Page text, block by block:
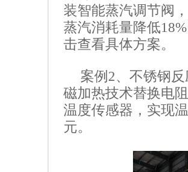
装智能蒸汽调节阀
蒸汽消耗量降低
击查看具体方案。
案例2、不锈钢
磁加热技术替换电
温度传感器，实现
元。